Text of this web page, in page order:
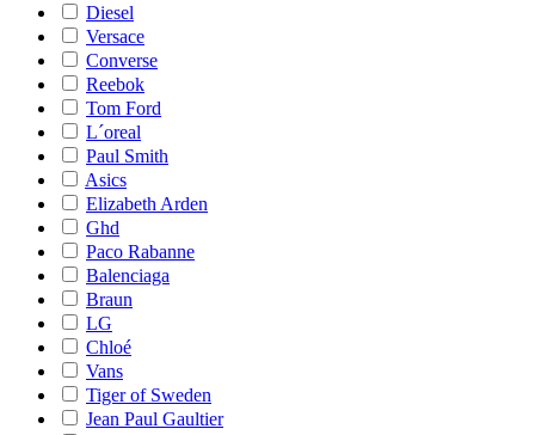
Diesel
Versace
Converse
Reebok
Tom Ford
L´oreal
Paul Smith
Asics
Elizabeth Arden
Ghd
Paco Rabanne
Balenciaga
Braun
LG
Chloé
Vans
Tiger of Sweden
Jean Paul Gaultier